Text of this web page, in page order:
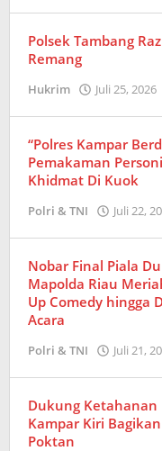
Polsek Tambang
Remang
Hukrim Juli 25, 2026
“Polres Kampar
Pemakaman
Khidmat Di Kuok
Polri & TNI Juli 22,
Nobar Final Piala
Mapolda Riau
Up Comedy hingga
Acara
Polri & TNI Juli 21,
Dukung Ketahanan
Kampar Kiri
Poktan